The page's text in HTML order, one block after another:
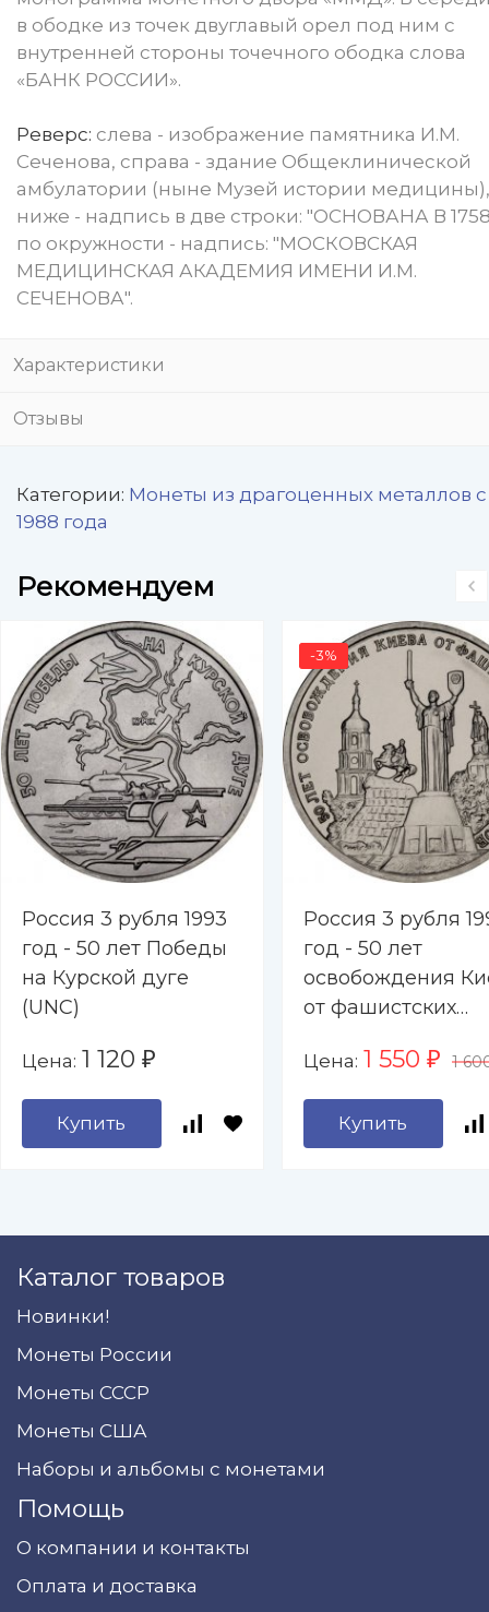
в ободке из точек двуглавый орел под ним с
внутренней стороны точечного ободка слова
«БАНК РОССИИ».
Реверс: слева - изображение памятника И.М.
Сеченова, справа - здание Общеклинической
амбулатории (ныне Музей истории медицины),
ниже - надпись в две строки: "ОСНОВАНА В 1758
по окружности - надпись: "МОСКОВСКАЯ
МЕДИЦИНСКАЯ АКАДЕМИЯ ИМЕНИ И.М.
СЕЧЕНОВА".
Характеристики
Отзывы
Категории: Монеты из драгоценных металлов с
1988 года
Рекомендуем
Россия 3 рубля 1993
год - 50 лет Победы
на Курской дуге
(UNC)
Цена: 1 120 ₽
Купить
-3%
Россия 3 рубля
год - 50 лет
освобождения
от фашистских
Цена: 1 550 ₽ 1
Купить
Каталог товаров
Новинки!
Монеты России
Монеты СССР
Монеты США
Наборы и альбомы с монетами
Помощь
О компании и контакты
Оплата и доставка